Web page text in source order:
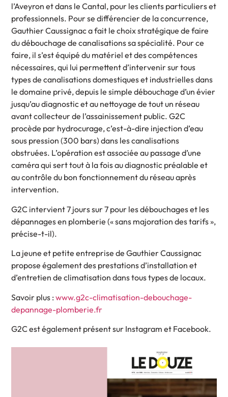
l’Aveyron et dans le Cantal, pour les clients particuliers et
professionnels. Pour se différencier de la concurrence,
Gauthier Caussignac a fait le choix stratégique de faire
du débouchage de canalisations sa spécialité. Pour ce
faire, il s’est équipé du matériel et des compétences
nécessaires, qui lui permettent d’intervenir sur tous
types de canalisations domestiques et industrielles dans
le domaine privé, depuis le simple débouchage d’un évier
jusqu’au diagnostic et au nettoyage de tout un réseau
avant collecteur de l’assainissement public. G2C
procède par hydrocurage, c’est-à-dire injection d’eau
sous pression (300 bars) dans les canalisations
obstruées. L’opération est associée au passage d’une
caméra qui sert tout à la fois au diagnostic préalable et
au contrôle du bon fonctionnement du réseau après
intervention.
G2C intervient 7 jours sur 7 pour les débouchages et les
dépannages en plomberie (« sans majoration des tarifs »,
précise-t-il).
La jeune et petite entreprise de Gauthier Caussignac
propose également des prestations d’installation et
d’entretien de climatisation dans tous types de locaux.
Savoir plus :www.g2c-climatisation-debouchage-
depannage-plomberie.fr
G2C est également présent sur Instagram et Facebook.